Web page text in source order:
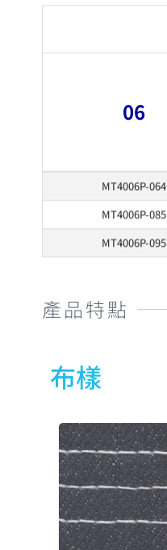
06
MT4006P-064
MT4006P-085
MT4006P-095
產品特點
布樣